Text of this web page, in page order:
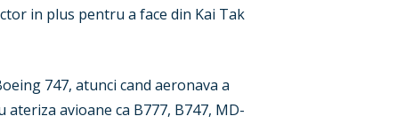
in plus pentru a face din Kai Tak
747, atunci cand aeronava a
avioane ca B777, B747, MD-